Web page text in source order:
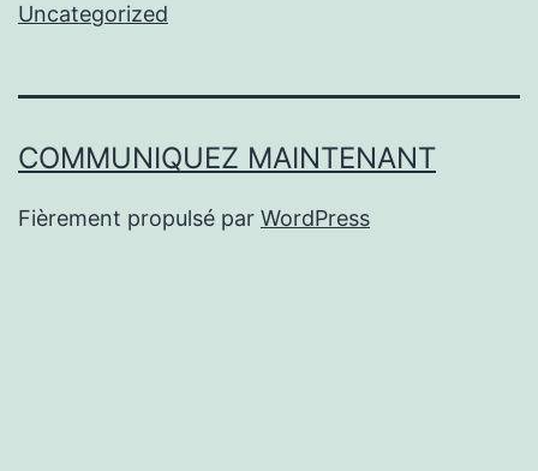
Uncategorized
COMMUNIQUEZ MAINTENANT
Fièrement propulsé par WordPress